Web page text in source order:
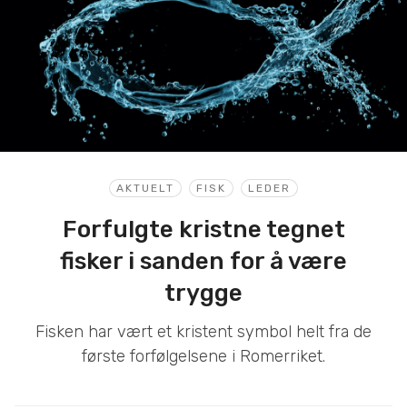
AKTUELT FISK LEDER
Forfulgte kristne tegnet
fisker i sanden for å være
trygge
Fisken har vært et kristent symbol helt fra de
første forfølgelsene i Romerriket.